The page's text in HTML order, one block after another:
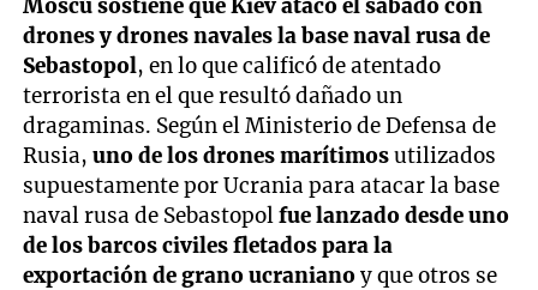
Moscú sostiene que Kiev atacó el sábado con
drones y drones navales la base naval rusa de
Sebastopol, en lo que calificó de atentado
terrorista en el que resultó dañado un
dragaminas. Según el Ministerio de Defensa de
Rusia,uno de los drones marítimosutilizados
supuestamente por Ucrania para atacar la base
naval rusa de Sebastopolfue lanzado desde uno
de los barcos civiles fletados para la
exportación de grano ucranianoy que otros se